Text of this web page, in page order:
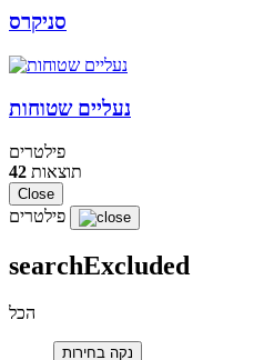
סניקרס
נעליים שטוחות
פילטרים
42 תוצאות
Close
searchExcluded
הכל
נקה בחירות